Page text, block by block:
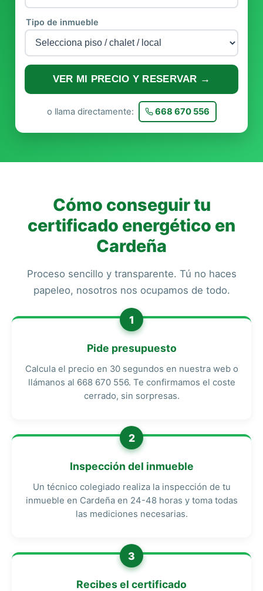
Tipo de inmueble
VER MI PRECIO Y RESERVAR →
o llama directamente: 668 670 556
Cómo conseguir tu
certificado energético en
Cardeña
Proceso sencillo y transparente. Tú no haces
papeleo, nosotros nos ocupamos de todo.
1
Pide presupuesto
Calcula el precio en 30 segundos en nuestra web o
llámanos al 668 670 556. Te confirmamos el coste
cerrado, sin sorpresas.
2
Inspección del inmueble
Un técnico colegiado realiza la inspección de tu
inmueble en Cardeña en 24-48 horas y toma todas
las mediciones necesarias.
3
Recibes el certificado